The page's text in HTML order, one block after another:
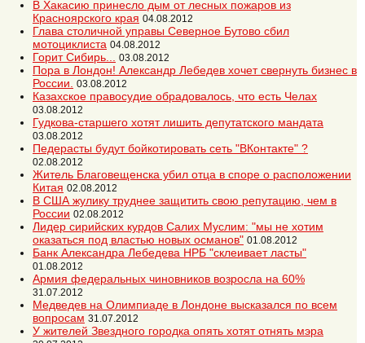
В Хакасию принесло дым от лесных пожаров из
Красноярского края 04.08.2012
Глава столичной управы Северное Бутово сбил
мотоциклиста 04.08.2012
Горит Сибирь... 03.08.2012
Пора в Лондон! Александр Лебедев хочет свернуть бизнес в
России. 03.08.2012
Казахское правосудие обрадовалось, что есть Челах
03.08.2012
Гудкова-старшего хотят лишить депутатского мандата
03.08.2012
Педерасты будут бойкотировать сеть "ВКонтакте" ?
02.08.2012
Житель Благовещенска убил отца в споре о расположении
Китая 02.08.2012
В США жулику труднее защитить свою репутацию, чем в
России 02.08.2012
Лидер сирийских курдов Салих Муслим: "мы не хотим
оказаться под властью новых османов" 01.08.2012
Банк Александра Лебедева НРБ "склеивает ласты"
01.08.2012
Армия федеральных чиновников возросла на 60%
31.07.2012
Медведев на Олимпиаде в Лондоне высказался по всем
вопросам 31.07.2012
У жителей Звездного городка опять хотят отнять мэра